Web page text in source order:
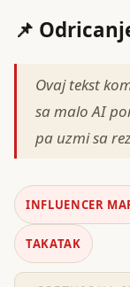
📌
Ovaj tekst
sa malo AI
pa uzmi sa
INFLUENCER
TAKATAK